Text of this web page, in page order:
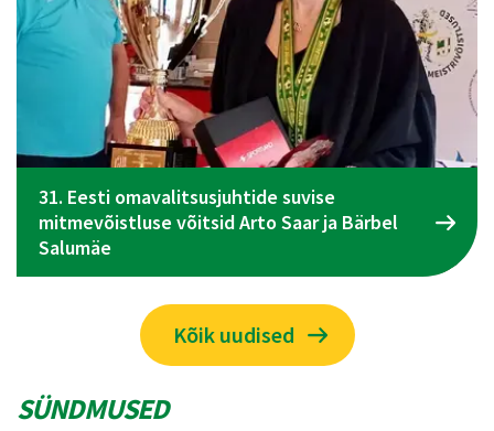
Spordiliidu Jõud üldkogu koosolek toimub 09.
juunil Tallinnas
Kõik uudised
SÜNDMUSED